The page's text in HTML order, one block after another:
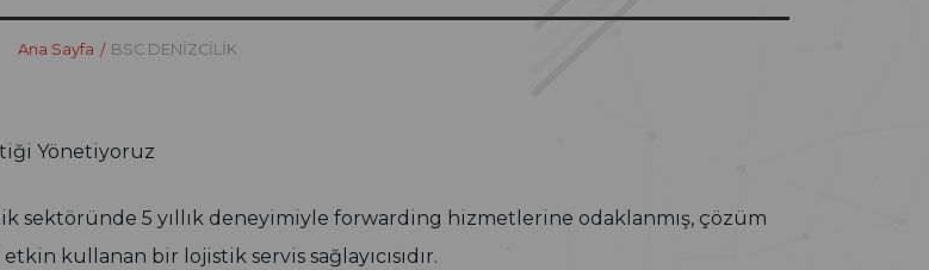
Ana Sayfa BSC DENİZCİLİK
Yönetiyoruz
sektöründe 5 yıllık deneyimiyle forwarding hizmetlerine odaklanmış, çözüm
kullanan bir lojistik servis sağlayıcısıdır.